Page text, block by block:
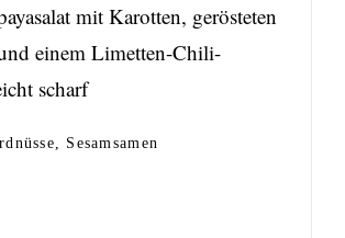
mit Karotten, gerösteten
einem Limetten-Chili-
scharf
Sesamsamen